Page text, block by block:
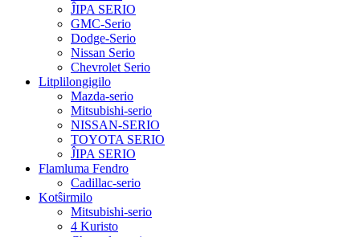
ĴIPA SERIO
GMC-Serio
Dodge-Serio
Nissan Serio
Chevrolet Serio
Litplilongigilo
Mazda-serio
Mitsubishi-serio
NISSAN-SERIO
TOYOTA SERIO
ĴIPA SERIO
Flamluma Fendro
Cadillac-serio
Kotŝirmilo
Mitsubishi-serio
4 Kuristo